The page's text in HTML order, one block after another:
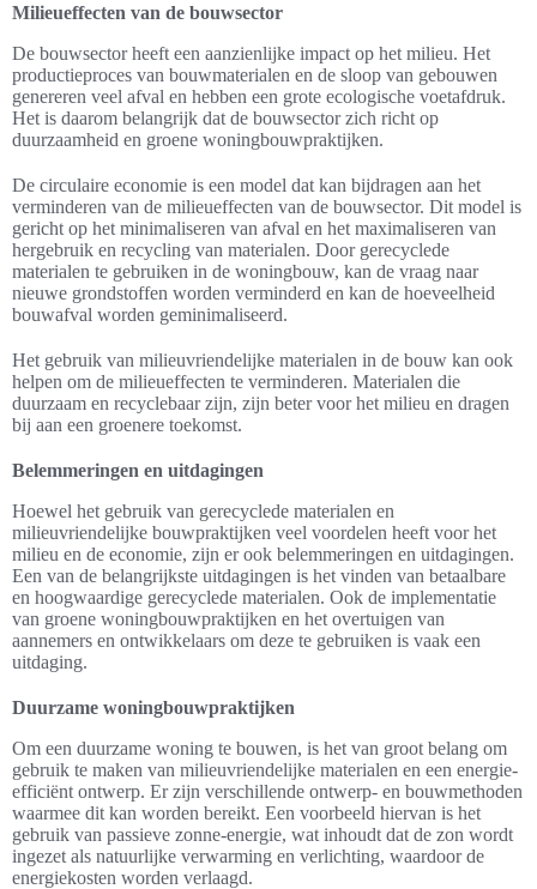
Milieueffecten van de bouwsector
De bouwsector heeft een aanzienlijke impact op het milieu. Het
productieproces van bouwmaterialen en de sloop van gebouwen
genereren veel afval en hebben een grote ecologische voetafdruk.
Het is daarom belangrijk dat de bouwsector zich richt op
duurzaamheid en groene woningbouwpraktijken.
De circulaire economie is een model dat kan bijdragen aan het
verminderen van de milieueffecten van de bouwsector. Dit model is
gericht op het minimaliseren van afval en het maximaliseren van
hergebruik en recycling van materialen. Door gerecyclede
materialen te gebruiken in de woningbouw, kan de vraag naar
nieuwe grondstoffen worden verminderd en kan de hoeveelheid
bouwafval worden geminimaliseerd.
Het gebruik van milieuvriendelijke materialen in de bouw kan ook
helpen om de milieueffecten te verminderen. Materialen die
duurzaam en recyclebaar zijn, zijn beter voor het milieu en dragen
bij aan een groenere toekomst.
Belemmeringen en uitdagingen
Hoewel het gebruik van gerecyclede materialen en
milieuvriendelijke bouwpraktijken veel voordelen heeft voor het
milieu en de economie, zijn er ook belemmeringen en uitdagingen.
Een van de belangrijkste uitdagingen is het vinden van betaalbare
en hoogwaardige gerecyclede materialen. Ook de implementatie
van groene woningbouwpraktijken en het overtuigen van
aannemers en ontwikkelaars om deze te gebruiken is vaak een
uitdaging.
Duurzame woningbouwpraktijken
Om een duurzame woning te bouwen, is het van groot belang om
gebruik te maken van milieuvriendelijke materialen en een energie-
efficiënt ontwerp. Er zijn verschillende ontwerp- en bouwmethoden
waarmee dit kan worden bereikt. Een voorbeeld hiervan is het
gebruik van passieve zonne-energie, wat inhoudt dat de zon wordt
ingezet als natuurlijke verwarming en verlichting, waardoor de
energiekosten worden verlaagd.